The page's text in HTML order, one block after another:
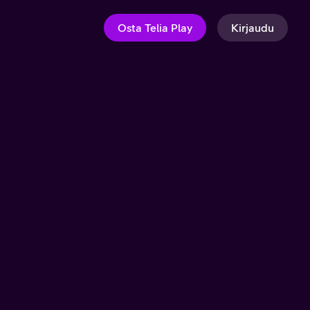
Osta Telia Play Kirjaudu